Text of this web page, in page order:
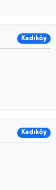
Kadıköy
Kadıköy